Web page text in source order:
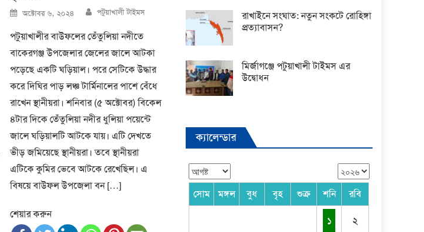
Posted
on
অক্টোবর ৬, ২০২৪ Author
পটুয়াখালী টাইমস
পটুয়াখালীর বাউফলের তেঁতুলিয়া নদীতে
বাকেরগঞ্জ উপজেলার জেলের জালে আটকা
পড়েছে একটি ঘড়িয়াল। পরে সেটিকে উদ্ধার
করে দিঘির পাড় লঞ্চ টার্মিনালের পাশে বেঁধে
রাখেন স্থানীয়রা। শনিবার (৫ অক্টোবর) বিকেল
৪টার দিকে তেঁতুলিয়া নদীর ধুলিয়া পয়েন্টে
জালে ঘড়িয়ালটি আটকে যায়। এটি দেখতে
ভীড় জমিয়েছে স্থানীয়রা। তবে স্থানীয়রা
এটিকে কুমির ভেবে আটকে রেখেছিল। এ
বিষয়ে বাউফল উপজেলা বন […]
শেয়ার করুন
রাখাইনে সংঘাত: নতুন সংকটে রোহিঙ্গা
প্রত্যাবাসন?
মির্জাগঞ্জে পটুয়াখালী টাইমস এর
উদ্বোধন
ক্যালেন্ডার
সোম মঙ্গল বুধ বৃহ শুক্র শনি রবি
১ ২